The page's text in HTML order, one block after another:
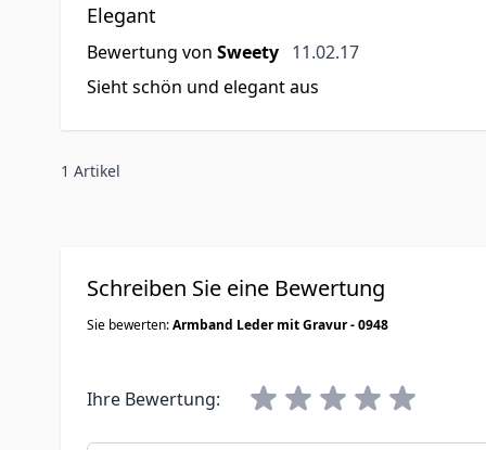
Elegant
Bewertung von Sweety 11. Februar 2017
11.02.17
Sieht schön und elegant aus
1 Artikel
Schreiben Sie eine Bewertung
Sie bewerten:Armband Leder mit Gravur - 0948
Ihre Bewertung: